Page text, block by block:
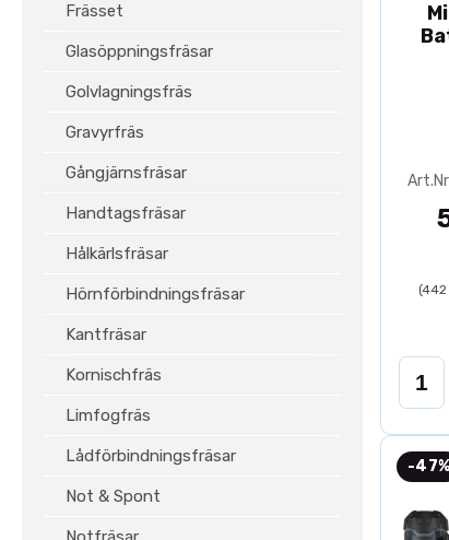
Frässet
Glasöppningsfräsar
Golvlagningsfräs
Gravyrfräs
Gångjärnsfräsar
Handtagsfräsar
Hålkärlsfräsar
Hörnförbindningsfräsar
Kantfräsar
Kornischfräs
Limfogfräs
Lådförbindningsfräsar
Not & Spont
(442
-47%